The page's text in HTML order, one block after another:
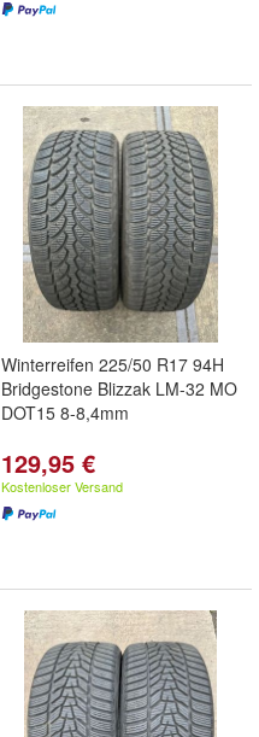
Winterreifen 225/50 R17 94H
Bridgestone Blizzak LM-32 MO
DOT15 8-8,4mm
129,95 €
Kostenloser Versand